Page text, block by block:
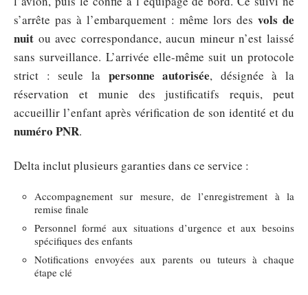
s’arrête pas à l’embarquement : même lors des vols de
nuit ou avec correspondance, aucun mineur n’est laissé
sans surveillance. L’arrivée elle-même suit un protocole
strict : seule la personne autorisée, désignée à la
réservation et munie des justificatifs requis, peut
accueillir l’enfant après vérification de son identité et du
numéro PNR.
Delta inclut plusieurs garanties dans ce service :
Accompagnement sur mesure, de l’enregistrement à la
remise finale
Personnel formé aux situations d’urgence et aux besoins
spécifiques des enfants
Notifications envoyées aux parents ou tuteurs à chaque
étape clé